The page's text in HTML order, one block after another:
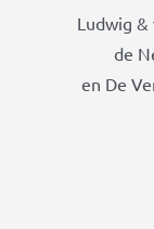
Ludwig &
de
en De